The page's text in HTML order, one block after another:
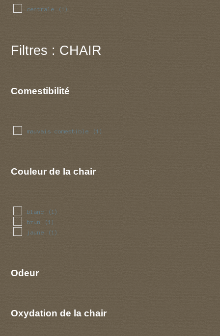
centrale (1)
Filtres : CHAIR
Comestibilité
mauvais comestible (1)
Couleur de la chair
blanc (1)
brun (1)
jaune (1)
Odeur
Oxydation de la chair